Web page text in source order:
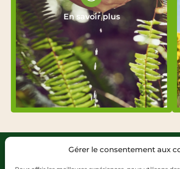
Gérer le consentement aux
En savoir plus